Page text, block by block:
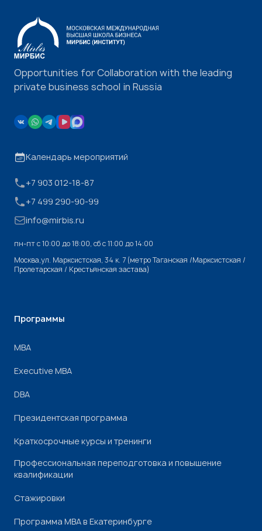
Opportunities for Collaboration with the leading
private business school in Russia
Календарь мероприятий
+7 903 012-18-87
+7 499 290-90-99
info@mirbis.ru
пн-пт с 10:00 до 18:00, cб с 11:00 до 14:00
Москва,ул. Марксистская, 34 к. 7 (метро Таганская /Марксистская /
Пролетарская / Крестьянская застава)
Программы
МВА
Executive MBA
DBA
Президентская программа
Краткосрочные курсы и тренинги
Профессиональная переподготовка и повышение
квалификации
Стажировки
Программа МВА в Екатеринбурге